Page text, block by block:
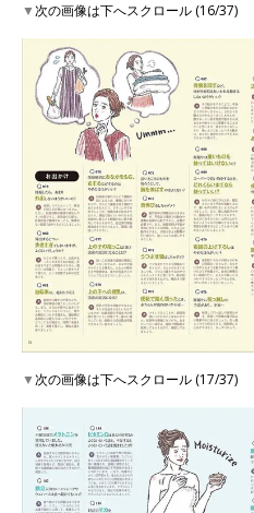
▼次の画像は下へスクロール (16/37)
▼次の画像は下へスクロール (17/37)